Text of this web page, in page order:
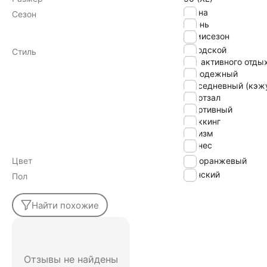
Сезон
Весна
Осень
Демисезон
Стиль
городской
для активного
молодежный
повседневный
спортзал
спортивный
треккинг
туризм
фитнес
Цвет
оранжевый
Пол
Женский
Найти похожие
Отзывы не найдены